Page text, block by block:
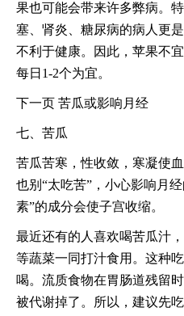
果也可能会带来许多弊病。
塞、肾炎、糖尿病的病人更
不利于健康。因此，苹果不
每日1-2个为宜。
下一页 苦瓜或影响月经
七、苦瓜
苦瓜苦寒，性收敛，寒凝使
也别“太吃苦”，小心影响月
素”的成分会使子宫收缩。
最近还有的人喜欢喝苦瓜汁
等蔬菜一同打汁食用。这种
喝。流质食物在胃肠道残留
被代谢掉了。所以，建议先